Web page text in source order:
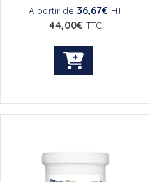
A partir de 36,67€ HT
44,00€ TTC
Ce
plusieurs